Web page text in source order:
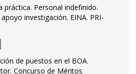
práctica. Personal indefinido.
investigación. EINA. PRI-
de puestos en el BOA.
Concurso de Méritos